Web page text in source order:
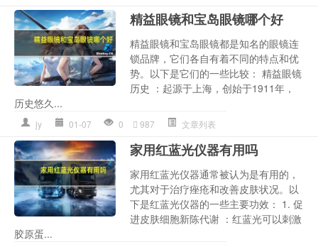
精益眼镜和宝岛眼镜哪个好
精益眼镜和宝岛眼镜都是知名的眼镜连
锁品牌，它们各自有着不同的特点和优
势。以下是它们的一些比较： 精益眼镜
历史 ：起源于上海，创始于1911年，
历史悠久...
jy 01-07 0 987 文章列表
家用红蓝光仪器有用吗
家用红蓝光仪器通常被认为是有用的，
尤其对于治疗痤疮和改善皮肤状况。以
下是红蓝光仪器的一些主要功效： 1. 促
进皮肤细胞新陈代谢 ：红蓝光可以刺激
胶原蛋...